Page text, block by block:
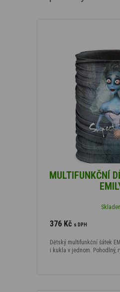
MULTIFUNKČNÍ
376 Kč s DPH
Dětský multifunkční šátek
i kukla v jednom. Pohodlný,